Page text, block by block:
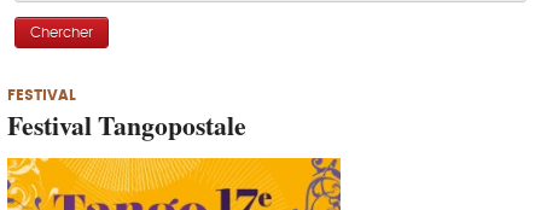
Chercher
FESTIVAL
Festival Tangopostale